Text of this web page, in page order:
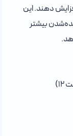
دهند. این
بیشتر